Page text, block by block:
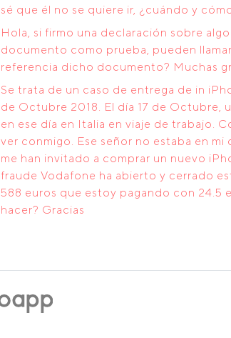
sé que él no se quiere ir, ¿cuándo y
Hola, si firmo una declaración sobre
documento como prueba, pueden
referencia dicho documento? Muchas
Se trata de un caso de entrega de in
de Octubre 2018. El día 17 de Octubre,
en ese día en Italia en viaje de trabajo.
ver conmigo. Ese señor no estaba en
me han invitado a comprar un nuevo
fraude Vodafone ha abierto y cerrado
588 euros que estoy pagando con 24.5
hacer? Gracias